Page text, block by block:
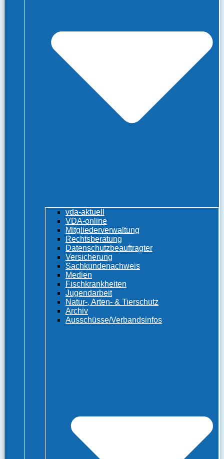
vda-aktuell
VDA-online
Mitgliederverwaltung
Rechtsberatung
Datenschutzbeauftragter
Versicherung
Sachkundenachweis
Medien
Fischkrankheiten
Jugendarbeit
Natur-, Arten- & Tierschutz
Archiv
Ausschüsse/Verbandsinfos